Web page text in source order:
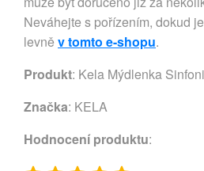
Neváhejte s pořízením, dokud
levně v tomto e-shopu.
Produkt: Kela Mýdlenka
Značka: KELA
Hodnocení produktu: